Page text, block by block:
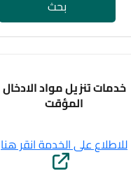
بحث
خدمات تنزيل مواد الادخال
المؤقت
للاطلاع على الخدمة انقر هنا